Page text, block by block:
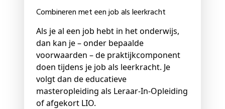
Combineren met een job als leerkracht
Als je al een job hebt in het onderwijs,
dan kan je – onder bepaalde
voorwaarden – de praktijkcomponent
doen tijdens je job als leerkracht. Je
volgt dan de educatieve
masteropleiding als Leraar-In-Opleiding
of afgekort LIO.